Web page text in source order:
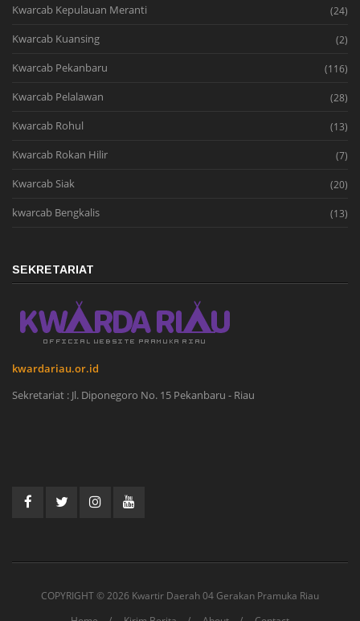
Kwarcab Kepulauan Meranti (24)
Kwarcab Kuansing (2)
Kwarcab Pekanbaru (116)
Kwarcab Pelalawan (28)
Kwarcab Rohul (13)
Kwarcab Rokan Hilir (7)
Kwarcab Siak (20)
kwarcab Bengkalis (13)
SEKRETARIAT
kwardariau.or.id
Sekretariat : Jl. Diponegoro No. 15 Pekanbaru - Riau
COPYRIGHT ©2026 Kwartir Daerah 04 Gerakan Pramuka Riau